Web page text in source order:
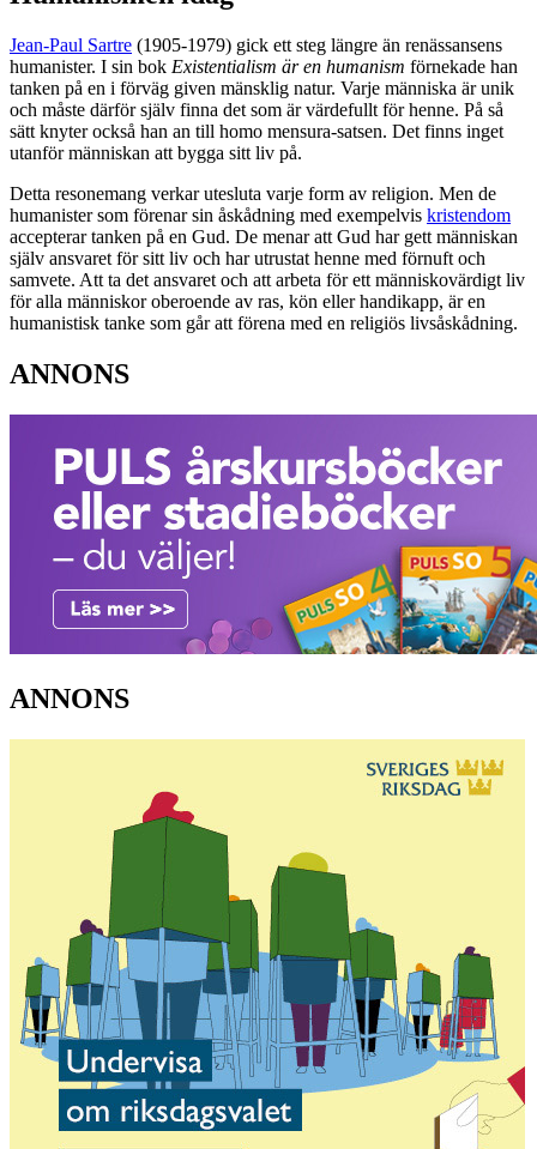
Jean-Paul Sartre (1905-1979) gick ett steg längre än renässansens
humanister. I sin bok Existentialism är en humanism förnekade han
tanken på en i förväg given mänsklig natur. Varje människa är unik
och måste därför själv finna det som är värdefullt för henne. På så
sätt knyter också han an till homo mensura-satsen. Det finns inget
utanför människan att bygga sitt liv på.
Detta resonemang verkar utesluta varje form av religion. Men de
humanister som förenar sin åskådning med exempelvis kristendom
accepterar tanken på en Gud. De menar att Gud har gett människan
själv ansvaret för sitt liv och har utrustat henne med förnuft och
samvete. Att ta det ansvaret och att arbeta för ett människovärdigt liv
för alla människor oberoende av ras, kön eller handikapp, är en
humanistisk tanke som går att förena med en religiös livsåskådning.
ANNONS
ANNONS